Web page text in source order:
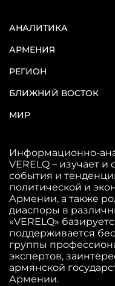
АНАЛИТИКА
АРМЕНИЯ
РЕГИОН
БЛИЖНИЙ ВОСТОК
МИР
Информационно-
VERELQ – изучает
события и
политической и
Армении, а также
диаспоры в
«VERELQ»
поддерживается
группы
экспертов,
армянской
Армении.